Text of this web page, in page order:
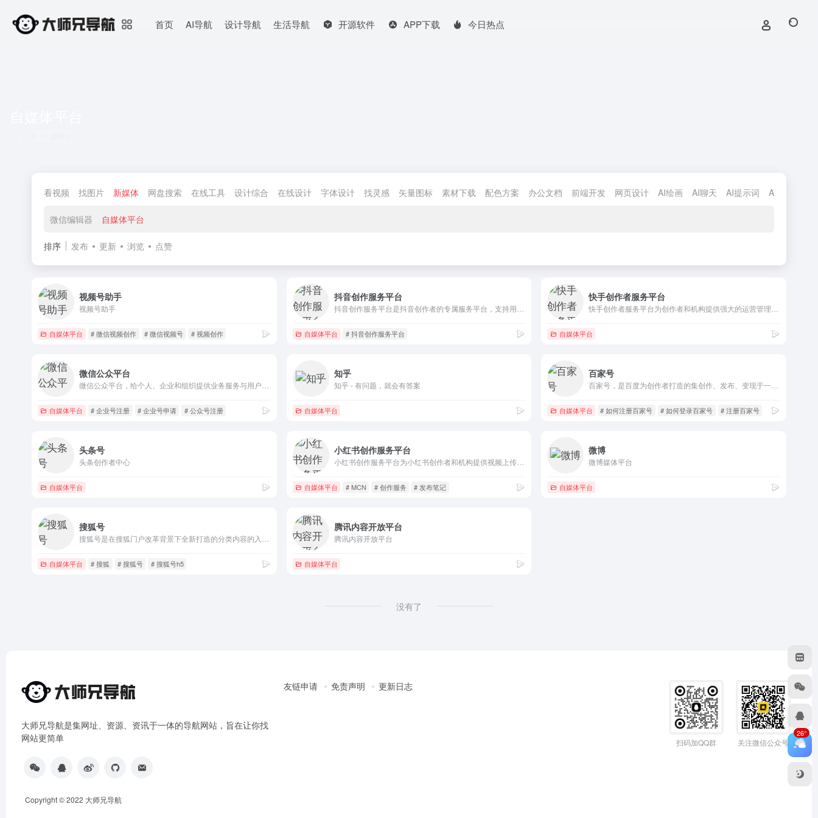
首页 AI导航 设计导航 生活导航 开源软件 APP下载 今日热点
看视频 找图片 新媒体 网盘搜索 在线工具 设计综合 在线设计 字体设计 找灵感 矢量图标 素材下载 配色方案 办公文档 前端开发 网页设计 AI绘画 AI聊天 AI提示词 AI图像处理
微信编辑器 自媒体平台
排序 发布 更新 浏览 点赞
视频号助手
视频号助手
自媒体平台 # 微信视频创作 # 微信视频号 # 视频创作
抖音创作服务平台
自媒体平台 # 抖音创作服务平台
快手创作者服务平台
自媒体平台
微信公众平台
自媒体平台 # 企业号注册 # 企业号申请 # 公众号注册
知乎
知乎 - 有问题，就会有答案
自媒体平台
百家号
自媒体平台 # 如何注册百家号 # 如何登录百家号 # 注册百家号
头条号
头条创作者中心
自媒体平台
小红书创作服务平台
小红书创作服务平台为小红书创作者和机构提供视频上传、数据分析、粉丝管理、创作指导等多项运营服务，助力用户解锁更多创作者专属功能，体验高效创作！
自媒体平台 # MCN # 创作服务 # 发布笔记
微博
微博媒体平台
自媒体平台
搜狐号
自媒体平台 # 搜狐 # 搜狐号 # 搜狐号h5
腾讯内容开放平台
腾讯内容开放平台
自媒体平台
没有了
大师兄导航是集网址、资源、资讯于一体的导航网站，旨在让你找
网站更简单
友链申请 免责声明 更新日志
扫码加QQ群 关注微信公众号
Copyright © 2022 大师兄导航
26°